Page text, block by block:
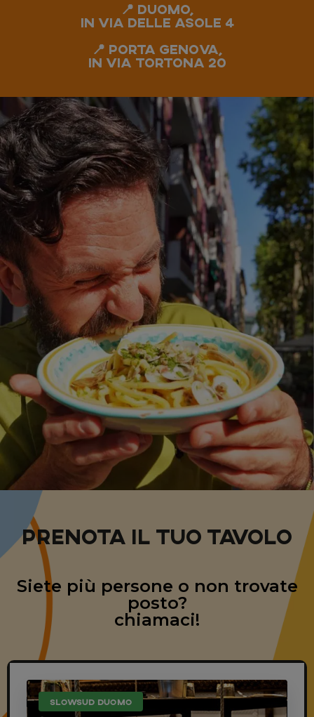
📍 Duomo,
in via delle Asole 4
📍 Porta Genova,
in via Tortona 20
PRENOTA IL TUO TAVOLO
Siete più persone o non trovate
posto?
chiamaci!